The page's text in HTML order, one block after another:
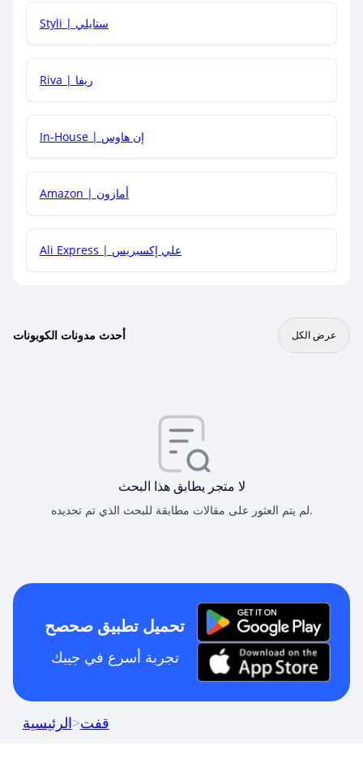
هل يمكنني جمع كود خصم مع العروض الأخرى؟
Styli | ستايلي
Riva | ريفا
In-House | إن هاوس
Amazon | أمازون
Ali Express | علي إكسبريس
أحدث مدونات الكوبونات عرض الكل
لا متجر يطابق هذا البحث
لم يتم العثور على مقالات مطابقة للبحث الذي تم تحديده.
تحميل تطبيق صحصح
تجربة أسرع في جيبك
الرئيسية>قفت